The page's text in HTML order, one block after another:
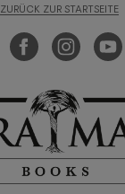
ZURÜCK ZUR STARTSEITE